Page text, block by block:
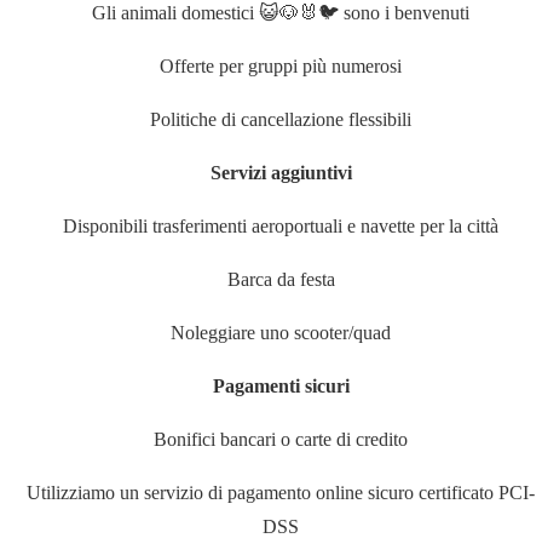
Gli animali domestici 😺🐶🐰🐦 sono i benvenuti
Offerte per gruppi più numerosi
Politiche di cancellazione flessibili
Servizi aggiuntivi
Disponibili trasferimenti aeroportuali e navette per la città
Barca da festa
Noleggiare uno scooter/quad
Pagamenti sicuri
Bonifici bancari o carte di credito
Utilizziamo un servizio di pagamento online sicuro certificato PCI-
DSS